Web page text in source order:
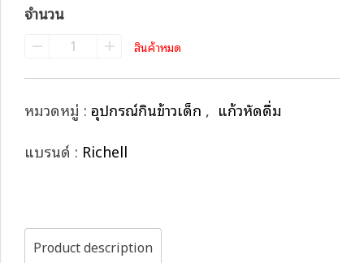
จำนวน
สินค้าหมด
หมวดหมู่ : อุปกรณ์กินข้าวเด็ก , แก้วหัดดื่ม
แบรนด์ : Richell
Product description